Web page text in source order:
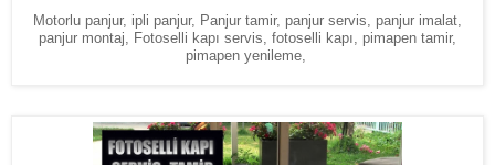
Motorlu panjur, ipli panjur, Panjur tamir, panjur servis, panjur imalat,
panjur montaj, Fotoselli kapı servis, fotoselli kapı, pimapen tamir,
pimapen yenileme,